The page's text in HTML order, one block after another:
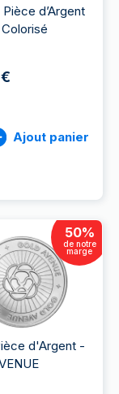
d’Argent
Ajout panier
50%
de notre
marge
d'Argent -